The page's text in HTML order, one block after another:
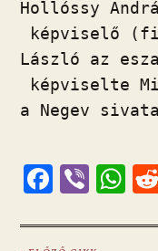
o
o
k
A
p
p
Hollóssy
képviselő
László az
képviselte
a Negev
F
e
Vi
er
W
at